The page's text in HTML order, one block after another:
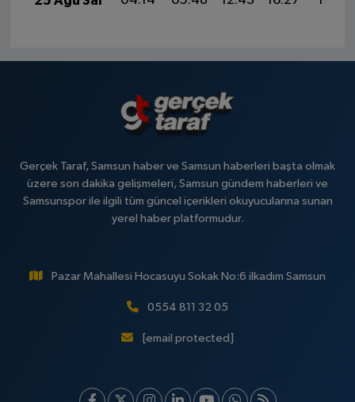
Gerçek Taraf, Samsun haber ve Samsun haberleri başta olmak
üzere son dakika gelişmeleri, Samsun gündem haberleri ve
Samsunspor ile ilgili tüm güncel içerikleri okuyucularına sunan
yerel haber platformudur.
Pazar Mahallesi Hocasuyu Sokak No:6 ilkadım Samsun
0554 811 32 05
[email protected]